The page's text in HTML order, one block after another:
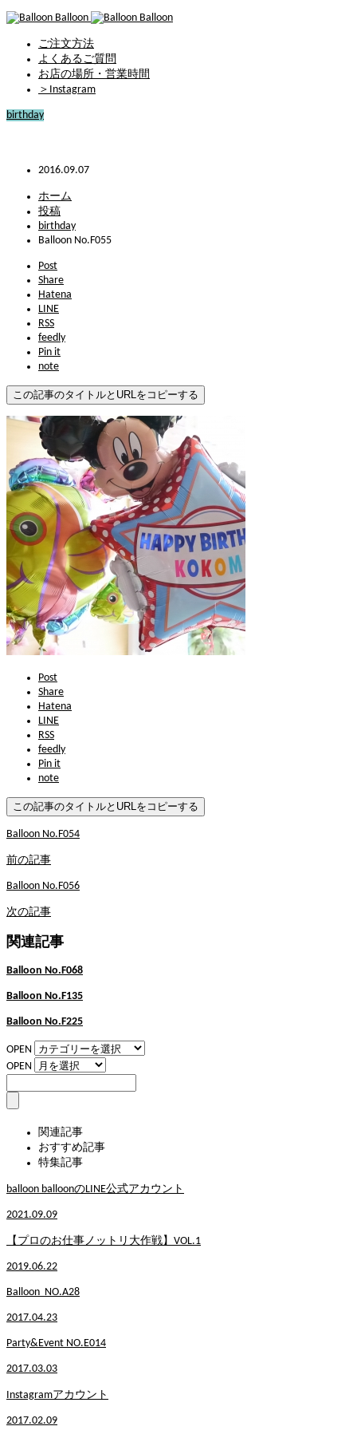
ご注文方法
よくあるご質問
お店の場所・営業時間
＞Instagram
birthday
2016.09.07
ホーム
投稿
birthday
Balloon No.F055
Post
Share
Hatena
LINE
RSS
feedly
Pin it
note
この記事のタイトルとURLをコピーする
Post
Share
Hatena
LINE
RSS
feedly
Pin it
note
この記事のタイトルとURLをコピーする
Balloon No.F054
前の記事
Balloon No.F056
次の記事
関連記事
Balloon No.F068
Balloon No.F135
Balloon No.F225
OPEN
OPEN
関連記事
おすすめ記事
特集記事
balloon balloonのLINE公式アカウント
2021.09.09
【プロのお仕事ノットリ大作戦】VOL.1
2019.06.22
Balloon NO.A28
2017.04.23
Party&Event NO.E014
2017.03.03
Instagramアカウント
2017.02.09